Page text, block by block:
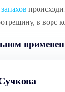
в ворс